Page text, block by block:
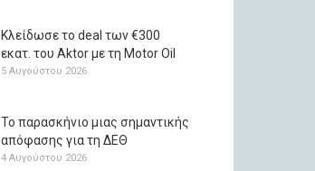
Κλείδωσε το deal των €300
εκατ. του Aktor με τη Μotor Oil
5 Αυγούστου 2026
Το παρασκήνιο μιας σημαντικής
απόφασης για τη ΔΕΘ
4 Αυγούστου 2026